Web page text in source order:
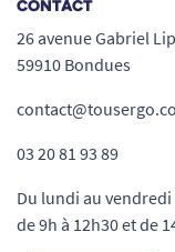
CONTACT
26 avenue Gabriel
59910 Bondues
03 20 81 93 89
Du lundi au vendredi
de 9h à 12h30 et de